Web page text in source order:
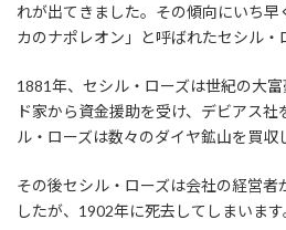
れが出てきました。その傾向にいち早
カのナポレオン」と呼ばれたセシル・
1881年、セシル・ローズは世紀の大
ド家から資金援助を受け、デビアス
ル・ローズは数々のダイヤ鉱山を買収
その後セシル・ローズは会社の経営者
したが、1902年に死去してしまいます